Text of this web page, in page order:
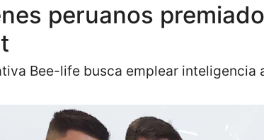
peruanos
Bee-life busca emplear